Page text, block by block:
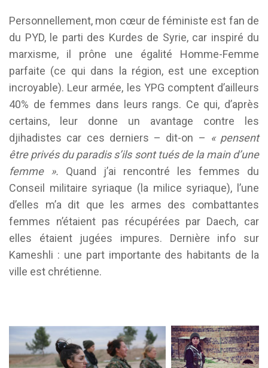
Personnellement, mon cœur de féministe est fan de
du PYD, le parti des Kurdes de Syrie, car inspiré du
marxisme, il prône une égalité Homme-Femme
parfaite (ce qui dans la région, est une exception
incroyable). Leur armée, les YPG comptent d’ailleurs
40% de femmes dans leurs rangs. Ce qui, d’après
certains, leur donne un avantage contre les
djihadistes car ces derniers – dit-on – « pensent
être privés du paradis s’ils sont tués de la main d’une
femme ». Quand j’ai rencontré les femmes du
Conseil militaire syriaque (la milice syriaque), l’une
d’elles m’a dit que les armes des combattantes
femmes n’étaient pas récupérées par Daech, car
elles étaient jugées impures. Dernière info sur
Kameshli : une part importante des habitants de la
ville est chrétienne.